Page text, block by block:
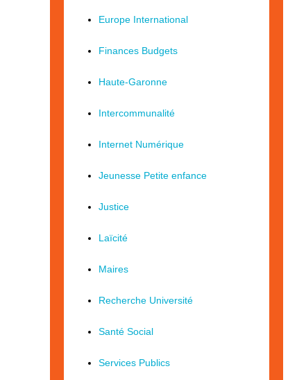
Europe International
Finances Budgets
Haute-Garonne
Intercommunalité
Internet Numérique
Jeunesse Petite enfance
Justice
Laïcité
Maires
Recherche Université
Santé Social
Services Publics